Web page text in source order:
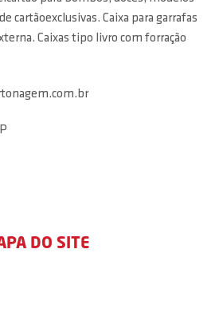
cartãoexclusivas. Caixa para garrafas
Caixas tipo livro com forração
DO SITE